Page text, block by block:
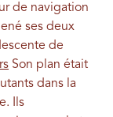
de navigation
ses deux
de
Son plan était
dans la
Ils